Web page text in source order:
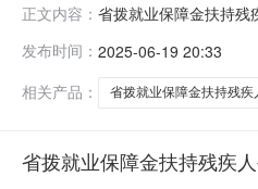
正文内容： 省拨就业保障金扶持残
文件。一、项目基本
（元）：
发布时间： 2025-06-19 20:33
相关产品：
省拨就业保障金扶持残疾
省拨就业保障金扶持残疾